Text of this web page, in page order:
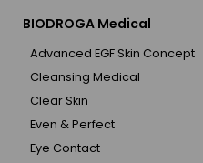
BIODROGA Medical
Advanced EGF Skin Concept
Cleansing Medical
Clear Skin
Even & Perfect
Eye Contact